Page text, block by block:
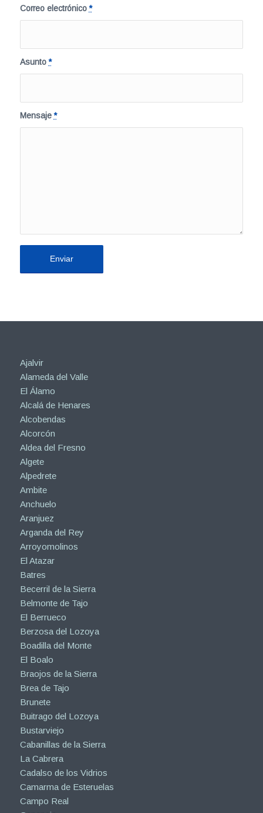
Correo electrónico*
Asunto*
Mensaje*
Ajalvir
Alameda del Valle
El Álamo
Alcalá de Henares
Alcobendas
Alcorcón
Aldea del Fresno
Algete
Alpedrete
Ambite
Anchuelo
Aranjuez
Arganda del Rey
Arroyomolinos
El Atazar
Batres
Becerril de la Sierra
Belmonte de Tajo
El Berrueco
Berzosa del Lozoya
Boadilla del Monte
El Boalo
Braojos de la Sierra
Brea de Tajo
Brunete
Buitrago del Lozoya
Bustarviejo
Cabanillas de la Sierra
La Cabrera
Cadalso de los Vidrios
Camarma de Esteruelas
Campo Real